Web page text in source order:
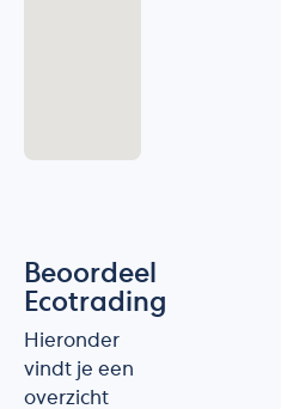
Beoordeel
Ecotrading
Hieronder
vindt je een
overzicht